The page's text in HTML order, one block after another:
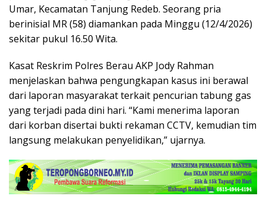
Umar, Kecamatan Tanjung Redeb. Seorang pria
berinisial MR (58) diamankan pada Minggu (12/4/2026)
sekitar pukul 16.50 Wita.
Kasat Reskrim Polres Berau AKP Jody Rahman
menjelaskan bahwa pengungkapan kasus ini berawal
dari laporan masyarakat terkait pencurian tabung gas
yang terjadi pada dini hari. “Kami menerima laporan
dari korban disertai bukti rekaman CCTV, kemudian tim
langsung melakukan penyelidikan,” ujarnya.